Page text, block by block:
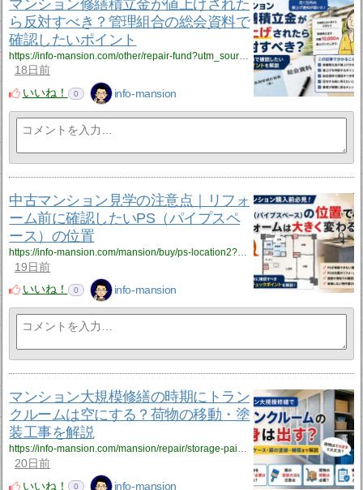
マンション修繕積立金が値上げされた
ら反対すべき？管理組合の総会資料で
確認したいポイント
https://info-mansion.com/other/repair-fund?utm_source=rss&utm_medium=rss&utm_campaign=repair-fund
18日前
いいね！
0 info-mansion
中古マンション見学の注意点｜リフォ
ーム前に確認したいPS（パイプスペ
ース）の位置
https://info-mansion.com/mansion/buy/ps-location2?utm_source=rss&utm_medium=rss&utm_campaign=ps-location2
19日前
いいね！
0 info-mansion
マンション大規模修繕の時期にトラン
クルームは空にする？荷物の移動・塗
装工事を解説
https://info-mansion.com/mansion/repair/storage-paint?utm_source=rss&utm_medium=rss&utm_campaign=storage-paint
20日前
いいね！
0 info-mansion